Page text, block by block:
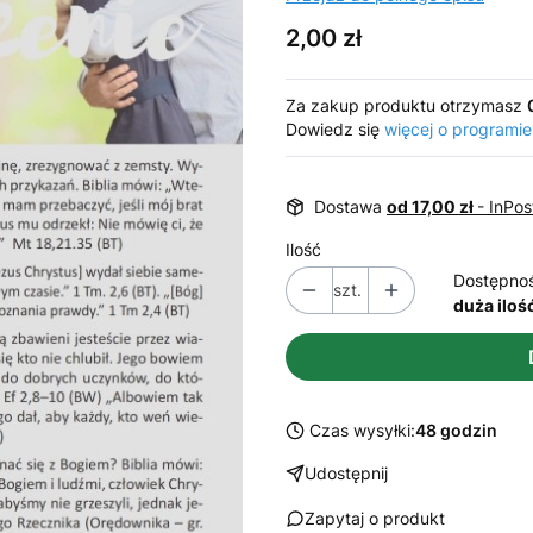
Cena
2,00 zł
Za zakup produktu otrzymasz
Dowiedz się więcej o
Dostawa od 17,00 zł -
Ilość
szt.
duża
Czas wysyłki:48 godzin
Udostępnij
Zapytaj o produkt